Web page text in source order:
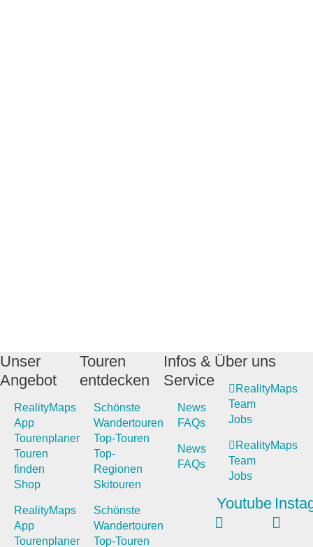
Unser
Angebot
RealityMaps
App
Tourenplaner
Touren
finden
Shop
RealityMaps
App
Tourenplaner
Touren
entdecken
Schönste
Wandertouren
Top-Touren
Top-
Regionen
Skitouren
Schönste
Wandertouren
Top-Touren
Infos &
Service
News
FAQs
News
FAQs
Über uns
RealityMaps
Team
Jobs
RealityMaps
Team
Jobs
Youtube